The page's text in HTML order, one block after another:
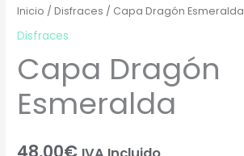
Inicio /Disfraces / Capa Dragón Esmeralda
Disfraces
Capa Dragón
Esmeralda
48,00€